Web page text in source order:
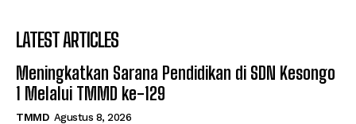
LATEST ARTICLES
Meningkatkan Sarana Pendidikan di SDN Kesongo
1 Melalui TMMD ke-129
TMMD Agustus 8, 2026